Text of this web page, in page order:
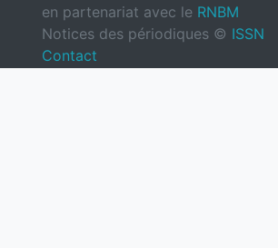
en partenariat avec le RNBM
Notices des périodiques © ISSN
Contact